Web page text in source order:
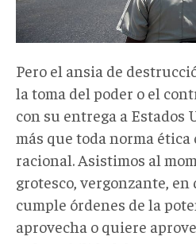
Pero el ansia de
la toma del poder o el
con su entrega a Estados
más que toda norma
racional. Asistimos al
grotesco, vergonzante,
cumple órdenes de la
aprovecha o quiere